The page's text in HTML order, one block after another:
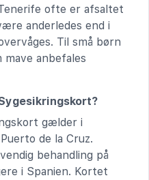
ofte er afsaltet
anderledes end i
Til små børn
anbefales
gælder i
de la Cruz.
behandling på
i Spanien. Kortet